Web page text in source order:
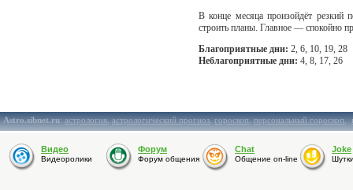
В конце месяца произойдёт резкий
строить планы. Главное — спокойно
Благоприятные дни: 2, 6, 10, 19, 28
Неблагоприятные дни: 4, 8, 17, 26
Astro.sibnet.ru:астрология,астрологический прогноз,гороскоп,персональный гороскоп,
Видео
Видеоролики
Форум
Форум общения
Chat
Общение on-line
Joke